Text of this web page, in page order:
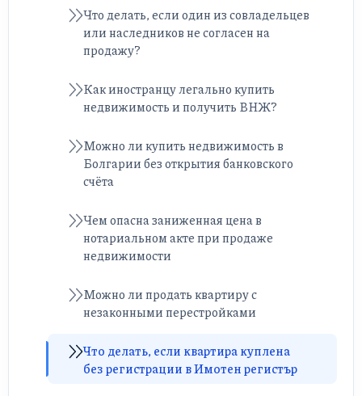
Что делать, если один из совладельцев
или наследников не согласен на
продажу?
Как иностранцу легально купить
недвижимость и получить ВНЖ?
Можно ли купить недвижимость в
Болгарии без открытия банковского
счёта
Чем опасна заниженная цена в
нотариальном акте при продаже
недвижимости
Можно ли продать квартиру с
незаконными перестройками
Что делать, если квартира куплена
без регистрации в Имотен регистър